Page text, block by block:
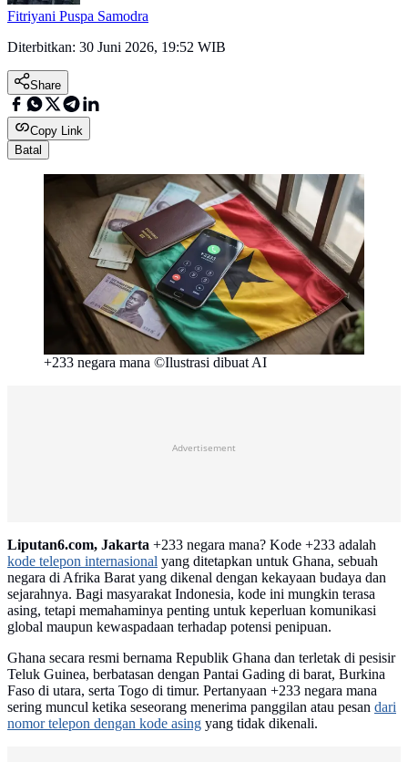
Fitriyani Puspa Samodra
Diterbitkan: 30 Juni 2026, 19:52 WIB
Share
Copy Link
Batal
+233 negara mana ©Ilustrasi dibuat AI
Advertisement
Liputan6.com, Jakarta +233 negara mana? Kode +233 adalah
kode telepon internasional yang ditetapkan untuk Ghana, sebuah
negara di Afrika Barat yang dikenal dengan kekayaan budaya dan
sejarahnya. Bagi masyarakat Indonesia, kode ini mungkin terasa
asing, tetapi memahaminya penting untuk keperluan komunikasi
global maupun kewaspadaan terhadap potensi penipuan.
Ghana secara resmi bernama Republik Ghana dan terletak di pesisir
Teluk Guinea, berbatasan dengan Pantai Gading di barat, Burkina
Faso di utara, serta Togo di timur. Pertanyaan +233 negara mana
sering muncul ketika seseorang menerima panggilan atau pesan dari
nomor telepon dengan kode asing yang tidak dikenali.